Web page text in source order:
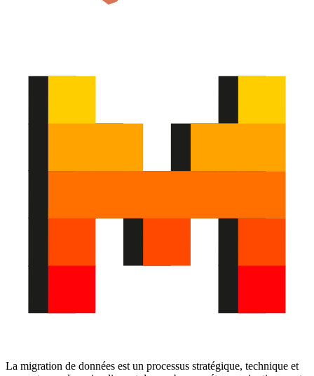
La migration de données est un processus stratégique, technique et